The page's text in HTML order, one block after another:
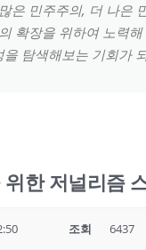
은 민주주의, 더 나은
확장을 위하여 노력
탐색해보는 기회가
한 저널리즘
조회 6437